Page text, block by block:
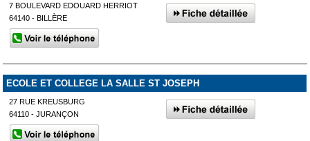
7 BOULEVARD EDOUARD HERRIOT
64140 - BILLÈRE
ECOLE ET COLLEGE LA SALLE ST JOSEPH
27 RUE KREUSBURG
64110 - JURANÇON